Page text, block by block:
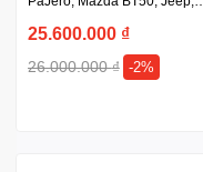
Fuel chính hãng
25.600.000 ₫
26.000.000₫ -2%